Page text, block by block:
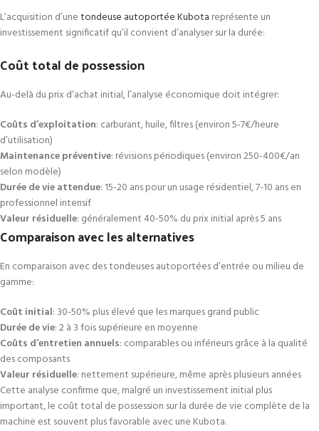
L’acquisition d’unetondeuse autoportée Kubota représente un
investissement significatif qu’il convient d’analyser sur la durée:
Coût total de possession
Au-delà du prix d’achat initial, l’analyse économique doit intégrer:
Coûts d’exploitation: carburant, huile, filtres (environ 5-7€/heure
d’utilisation)
Maintenance préventive: révisions périodiques (environ 250-400€/an
selon modèle)
Durée de vie attendue: 15-20 ans pour un usage résidentiel, 7-10 ans en
professionnel intensif
Valeur résiduelle: généralement 40-50% du prix initial après 5 ans
Comparaison avec les alternatives
En comparaison avec des tondeuses autoportées d’entrée ou milieu de
gamme:
Coût initial: 30-50% plus élevé que les marques grand public
Durée de vie: 2 à 3 fois supérieure en moyenne
Coûts d’entretien annuels: comparables ou inférieurs grâce à la qualité
des composants
Valeur résiduelle: nettement supérieure, même après plusieurs années
Cette analyse confirme que, malgré un investissement initial plus
important, le coût total de possession sur la durée de vie complète de la
machine est souvent plus favorable avec une Kubota.